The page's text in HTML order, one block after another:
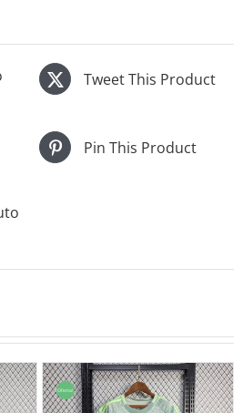
Tweet This Product
Pin This Product
Oferta!